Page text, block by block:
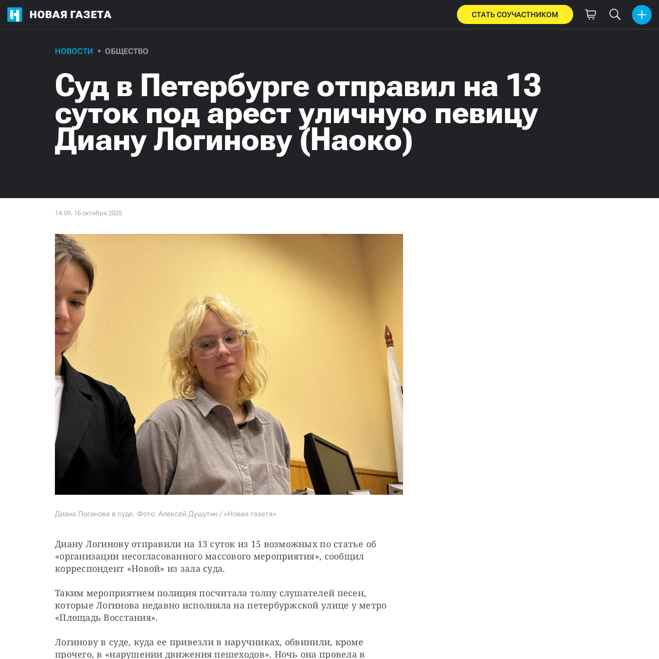
НОВАЯ ГАЗЕТА СТАТЬ СОУЧАСТНИКОМ
НОВОСТИ ОБЩЕСТВО
Суд в Петербурге отправил на 13
суток под арест уличную певицу
Диану Логинову (Наоко)
Диана Логинова в суде. Фото: Алексей Душутин / «Новая газета»
Диану Логинову отправили на 13 суток из 15 возможных по статье об
«организации несогласованного массового мероприятия», сообщил
корреспондент «Новой» из зала суда.
Таким мероприятием полиция посчитала толпу слушателей песен,
которые Логинова недавно исполняла на петербуржской улице у метро
«Площадь Восстания».
Логинову в суде, куда ее привезли в наручниках, обвинили, кроме
прочего, в «нарушении движения пешеходов». Ночь она провела в